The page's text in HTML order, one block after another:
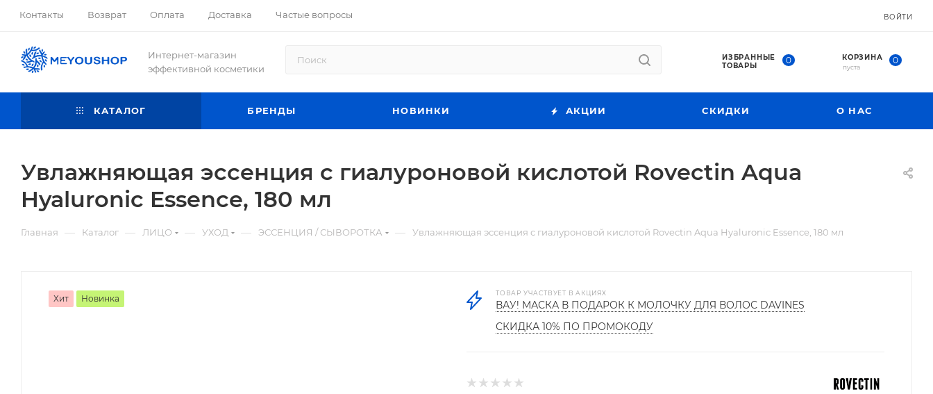
Контакты Возврат Оплата Доставка Частые вопросы ВОЙТИ
Интернет-магазин
эффективной косметики
ИЗБРАННЫЕ
ТОВАРЫ
0 КОРЗИНА 0
пуста
КАТАЛОГ БРЕНДЫ НОВИНКИ АКЦИИ СКИДКИ О НАС
Увлажняющая эссенция с гиалуроновой кислотой Rovectin Aqua
Hyaluronic Essence, 180 мл
Главная — Каталог — ЛИЦО — УХОД — ЭССЕНЦИЯ / СЫВОРОТКА — Увлажняющая эссенция с гиалуроновой кислотой Rovectin Aqua Hyaluronic Essence, 180 мл
Хит Новинка
ТОВАР УЧАСТВУЕТ В АКЦИЯХ
ВАУ! МАСКА В ПОДАРОК К МОЛОЧКУ ДЛЯ ВОЛОС DAVINES
СКИДКА 10% ПО ПРОМОКОДУ